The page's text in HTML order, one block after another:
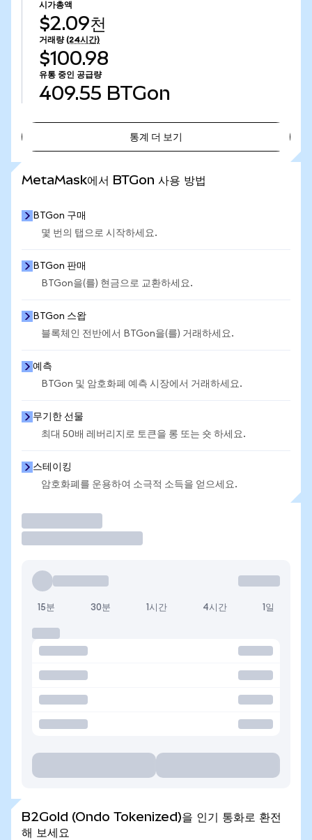
시가총액
$2.09천
거래량 (24시간)
$100.98
유통 중인 공급량
409.55 BTGon
통계 더 보기
MetaMask에서 BTGon 사용 방법
BTGon 구매
몇 번의 탭으로 시작하세요.
BTGon 판매
BTGon을(를) 현금으로 교환하세요.
BTGon 스왑
블록체인 전반에서 BTGon을(를) 거래하세요.
예측
BTGon 및 암호화폐 예측 시장에서 거래하세요.
무기한 선물
최대 50배 레버리지로 토큰을 롱 또는 숏 하세요.
스테이킹
암호화폐를 운용하여 소극적 소득을 얻으세요.
15분 30분 1시간 4시간 1일
B2Gold (Ondo Tokenized)을 인기 통화로 환전
해 보세요